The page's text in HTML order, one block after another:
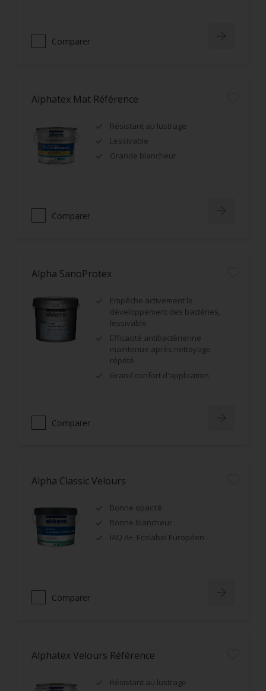
Comparer
Alphatex Mat Référence
Résistant au lustrage
Lessivable
Grande blancheur
Comparer
Alpha SanoProtex
Empêche activement le
développement des bactéries,
lessivable
Efficacité antibactérienne
maintenue après nettoyage
répété
Grand confort d'application
Comparer
Alpha Classic Velours
Bonne opacité
Bonne blancheur
IAQ A+, Ecolabel Européen
Comparer
Alphatex Velours Référence
Résistant au lustrage